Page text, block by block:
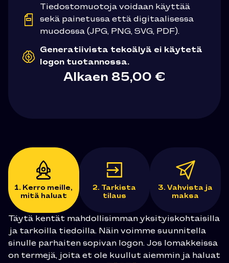
Tiedostomuotoja voidaan käyttää
sekä painetussa että digitaalisessa
muodossa (JPG, PNG, SVG, PDF).
Generatiivista tekoälyä ei käytetä
logon tuotannossa.
Alkaen 85,00 €
1. Kerro meille,
mitä haluat
2. Tarkista
tilaus
3. Vahvista ja
maksa
Täytä kentät mahdollisimman yksityiskohtaisilla
ja tarkoilla tiedoilla. Näin voimme suunnitella
sinulle parhaiten sopivan logon. Jos lomakkeissa
on termejä, joita et ole kuullut aiemmin ja haluat